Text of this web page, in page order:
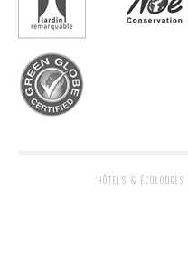
HÔTELS & ÉCOLODGES